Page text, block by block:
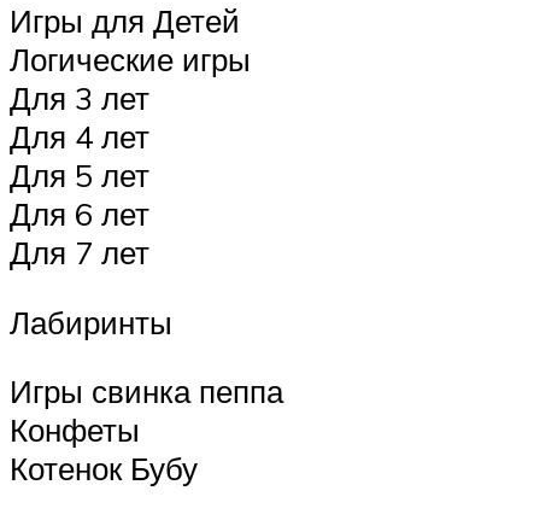
Игры для Детей
Логические игры
Для 3 лет
Для 4 лет
Для 5 лет
Для 6 лет
Для 7 лет
Лабиринты
Игры свинка пеппа
Конфеты
Котенок Бубу